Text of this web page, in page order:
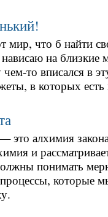
мир, что б найти
на близкие
то вписался в
в которых
это алхимия
и
понимать
которые